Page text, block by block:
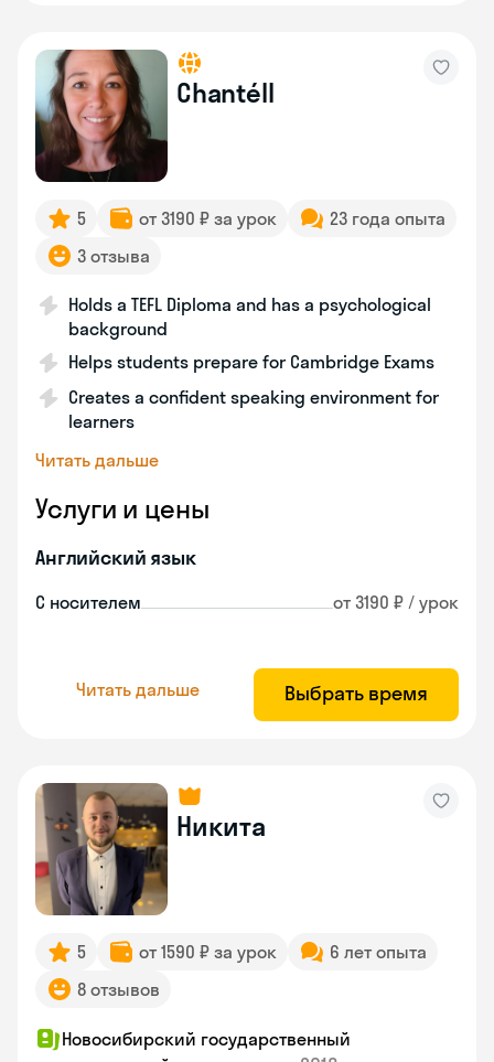
Chantéll
5 от 3190 ₽ за урок
23 года опыта
3 отзыва
Holds a TEFL Diploma and has a psychological
background
Helps students prepare for Cambridge Exams
Creates a confident speaking environment for
learners
Читать дальше
Услуги и цены
Английский язык
С носителем от 3190 ₽ / урок
Читать дальше Выбрать время
Никита
5 от 1590 ₽ за урок
6 лет опыта
8 отзывов
Новосибирский государственный